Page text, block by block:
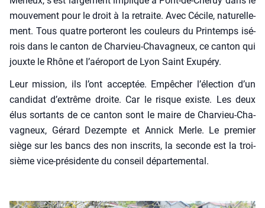
mou­ve­ment pour le droit à la retraite. Avec Cécile, natu­rel­le­
ment. Tous quatre por­te­ront les cou­leurs du Prin­temps isé­
rois dans le can­ton de Char­vieu-Cha­va­gneux, ce can­ton qui
jouxte le Rhône et l’aéroport de Lyon Saint Exu­pé­ry.
Leur mis­sion, ils l’ont accep­tée. Empê­cher l’élection d’un
can­di­dat d’extrême droite. Car le risque existe. Les deux
élus sor­tants de ce can­ton sont le maire de Char­vieu-Cha­
va­gneux, Gérard Dezempte et Annick Merle. Le pre­mier
siège sur les bancs des non ins­crits, la seconde est la troi­
sième vice-pré­si­dente du conseil dépar­te­men­tal.